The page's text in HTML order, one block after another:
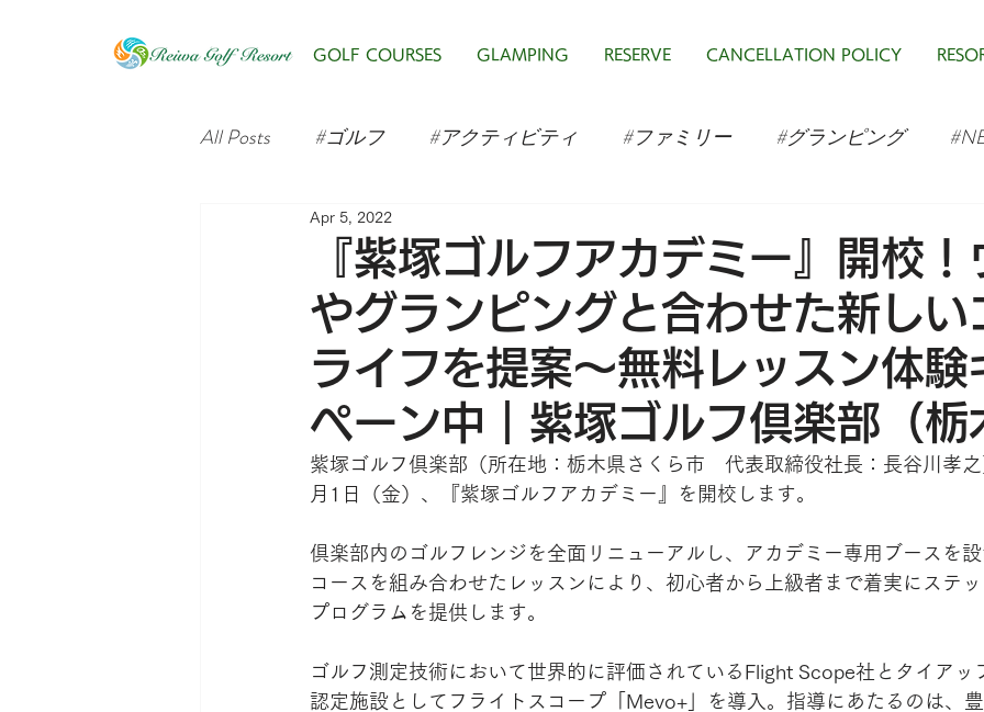
GOLF COURSES GLAMPING RESERVE CANCELLATION POLICY
All Posts #ゴルフ #アクティビティ #ファミリー #グランピング
『紫塚ゴルフアカデミー』開校！
やグランピングと合わせた新しい
ライフを提案～無料レッスン体験
ペーン中｜紫塚ゴルフ倶楽部（栃
Apr 5, 2022
紫塚ゴルフ倶楽部（所在地：栃木県さくら市　代表取締役社長：長谷川孝
月1日（金）、『紫塚ゴルフアカデミー』を開校します。
倶楽部内のゴルフレンジを全面リニューアルし、アカデミー専用ブースを
コースを組み合わせたレッスンにより、初心者から上級者まで着実にステ
プログラムを提供します。
ゴルフ測定技術において世界的に評価されているFlight Scope社とタイアッ
認定施設としてフライトスコープ「Mevo+」を導入。指導にあたるのは、